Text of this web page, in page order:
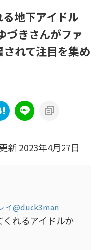
地下アイドル
づきさんがファ
れて注目を集め
新 2023年4月27日
イ@duck3man
れるアイドルか